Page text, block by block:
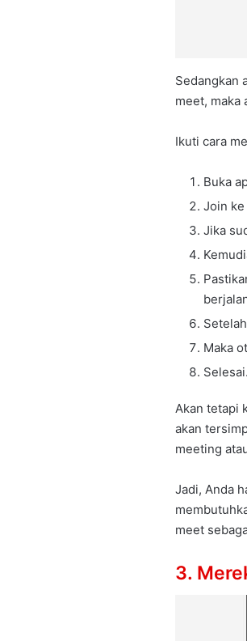
Sedangkan
meet, maka
Ikuti cara
Buka
Join
Jika
Maka
Selesai.
Akan tetapi
akan
meeting
Jadi, Anda
meet
3.